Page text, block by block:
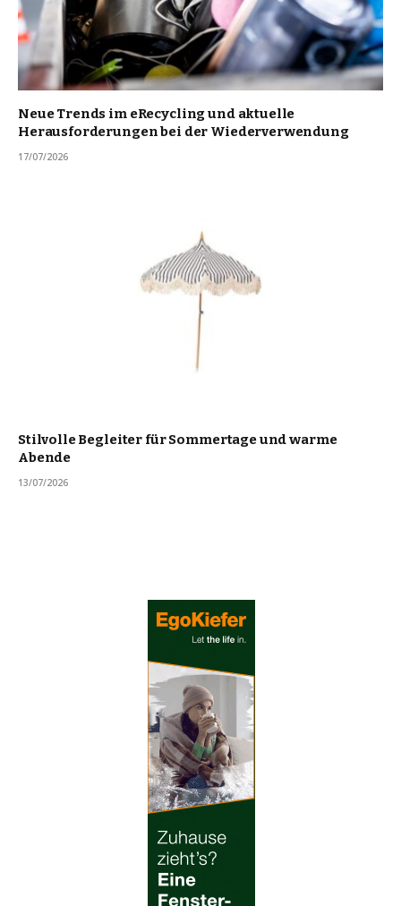
Neue Trends im eRecycling und aktuelle
Herausforderungen bei der Wiederverwendung
17/07/2026
Stilvolle Begleiter für Sommertage und warme
Abende
13/07/2026